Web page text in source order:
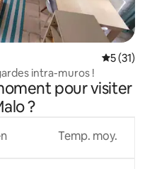
5 (31)
intra-muros !
pour visiter
?
Temp. moy.